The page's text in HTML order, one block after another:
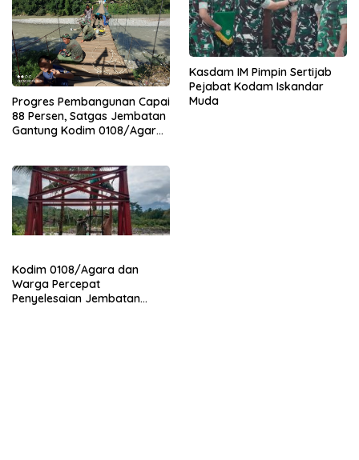
Progres Pembangunan Capai
88 Persen, Satgas Jembatan
Gantung Kodim 0108/Agara
Kasdam IM Pimpin Sertijab
Pejabat Kodam Iskandar
Muda
Kodim 0108/Agara dan
Warga Percepat
Penyelesaian Jembatan